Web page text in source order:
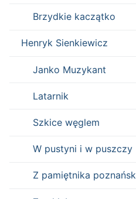
Brzydkie kaczątko
Henryk Sienkiewicz
Janko Muzykant
Latarnik
Szkice węglem
W pustyni i w puszczy
Z pamiętnika